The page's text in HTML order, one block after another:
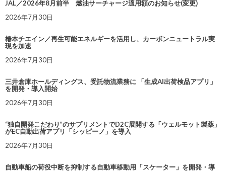
JAL／2026年8月前半 燃油サーチャージ適用額のお知らせ(変更)
2026年7月30日
椿本チエイン／再生可能エネルギーを活用し、カーボンニュートラル実
現を加速
2026年7月30日
三井倉庫ホールディングス、受託物流業務に 「生成AI出荷検品アプリ」
を開発・導入開始
2026年7月30日
“独自開発こだわり”のサプリメントでD2C展開する「ウェルモット製薬」
がEC自動出荷アプリ「シッピーノ」を導入
2026年7月30日
自動車船の荷役中断を抑制する自動車移動用「スケーター」を開発・導